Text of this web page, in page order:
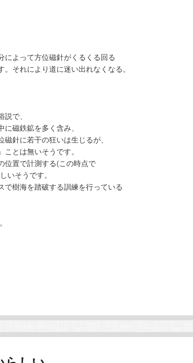
によって方位磁針がくるくる回る
それにより道に迷い出れなくなる。
で、
磁鉄鉱を多く含み、
針に若干の狂いは生じるが、
とは無いそうです。
位置で計測する(この時点で
いそうです。
樹海を踏破する訓練を行っている